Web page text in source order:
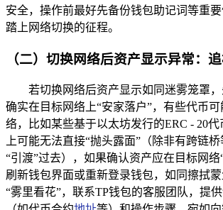
安全，操作前最好先备份钱包助记词等重
踏上网络切换的征程。
（二）切换网络后资产显示异常：
若切换网络后资产显示如同迷雾笼罩
确实在目标网络上“安家落户”，有些代币
络，比如某些基于以太坊发行的ERC - 20
上可能无法直接“抛头露面”（除非有跨链
“引渡”过去），如果确认资产应在目标网
刷新钱包界面或重新登录钱包，如同擦拭
“雾里看花”，联系TP钱包的客服团队，提